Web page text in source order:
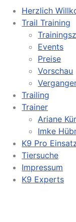
Herzlich
Trail Training
Events
Preise
Vorschau
Trailing
Trainer
Ariane
Imke
K9 Pro
Tiersuche
Impressum
K9 Experts